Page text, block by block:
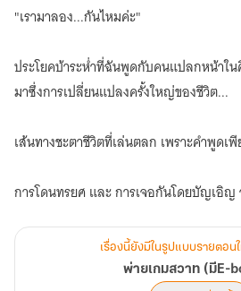
"เรามาลอง...กันไหมค่ะ"
ประโยคบ้าระห่ำที่ฉันพูดกับคนแปลกหน้าใ
มาซึ่งการเปลี่ยนแปลงครั้งใหญ่ของชีวิต...
เส้นทางชะตาชีวิตที่เล่นตลก เพราะคำพูดเพี
การโดนทรยศ และ การเจอกันโดยบัญเอิญ
โดยที่สาวเจ้าไม่รู้ตัวเลยว่า...มันจะนำพาให้
เรื่องนี้ยังมีในรูปแบบรายตอน
พ่ายเกมสวาท (มีE-